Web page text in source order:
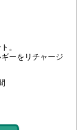
。
ーをリチャージ